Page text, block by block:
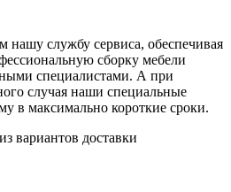
нашу службу сервиса, обеспечивая
сборку мебели
специалистами. А при
случая наши специальные
в максимально короткие сроки.
вариантов доставки